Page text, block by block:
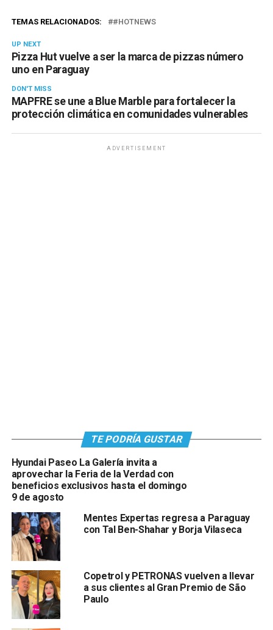
TEMAS RELACIONADOS: #HOTNEWS
UP NEXT
Pizza Hut vuelve a ser la marca de pizzas número
uno en Paraguay
DON'T MISS
MAPFRE se une a Blue Marble para fortalecer la
protección climática en comunidades vulnerables
ADVERTISEMENT
TE PODRÍA GUSTAR
Hyundai Paseo La Galería invita a
aprovechar la Feria de la Verdad con
beneficios exclusivos hasta el domingo
9 de agosto
Mentes Expertas regresa a Paraguay
con Tal Ben-Shahar y Borja Vilaseca
Copetrol y PETRONAS vuelven a llevar
a sus clientes al Gran Premio de São
Paulo